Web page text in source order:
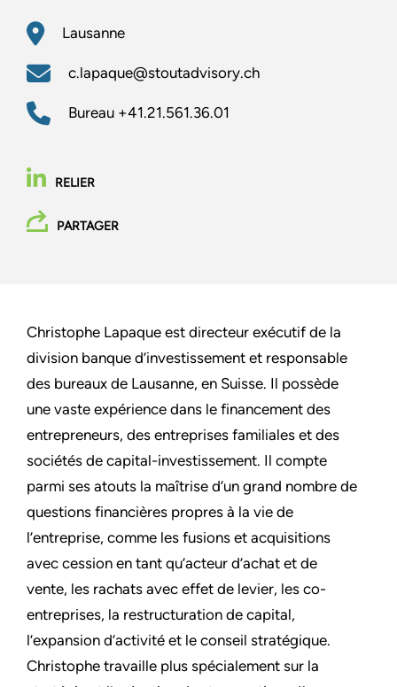
Lausanne
c.lapaque@stoutadvisory.ch
Bureau +41.21.561.36.01
RELIER
PARTAGER
Christophe Lapaque est directeur exécutif de la
division banque d’investissement et responsable
des bureaux de Lausanne, en Suisse. Il possède
une vaste expérience dans le financement des
entrepreneurs, des entreprises familiales et des
sociétés de capital-investissement. Il compte
parmi ses atouts la maîtrise d’un grand nombre de
questions financières propres à la vie de
l’entreprise, comme les fusions et acquisitions
avec cession en tant qu’acteur d’achat et de
vente, les rachats avec effet de levier, les co-
entreprises, la restructuration de capital,
l’expansion d’activité et le conseil stratégique.
Christophe travaille plus spécialement sur la